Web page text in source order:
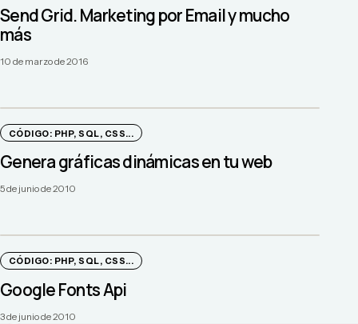
Send Grid. Marketing por Email y mucho
más
10 de marzo de 2016
CÓDIGO: PHP, SQL, CSS...
Genera gráficas dinámicas en tu web
5 de junio de 2010
CÓDIGO: PHP, SQL, CSS...
Google Fonts Api
3 de junio de 2010